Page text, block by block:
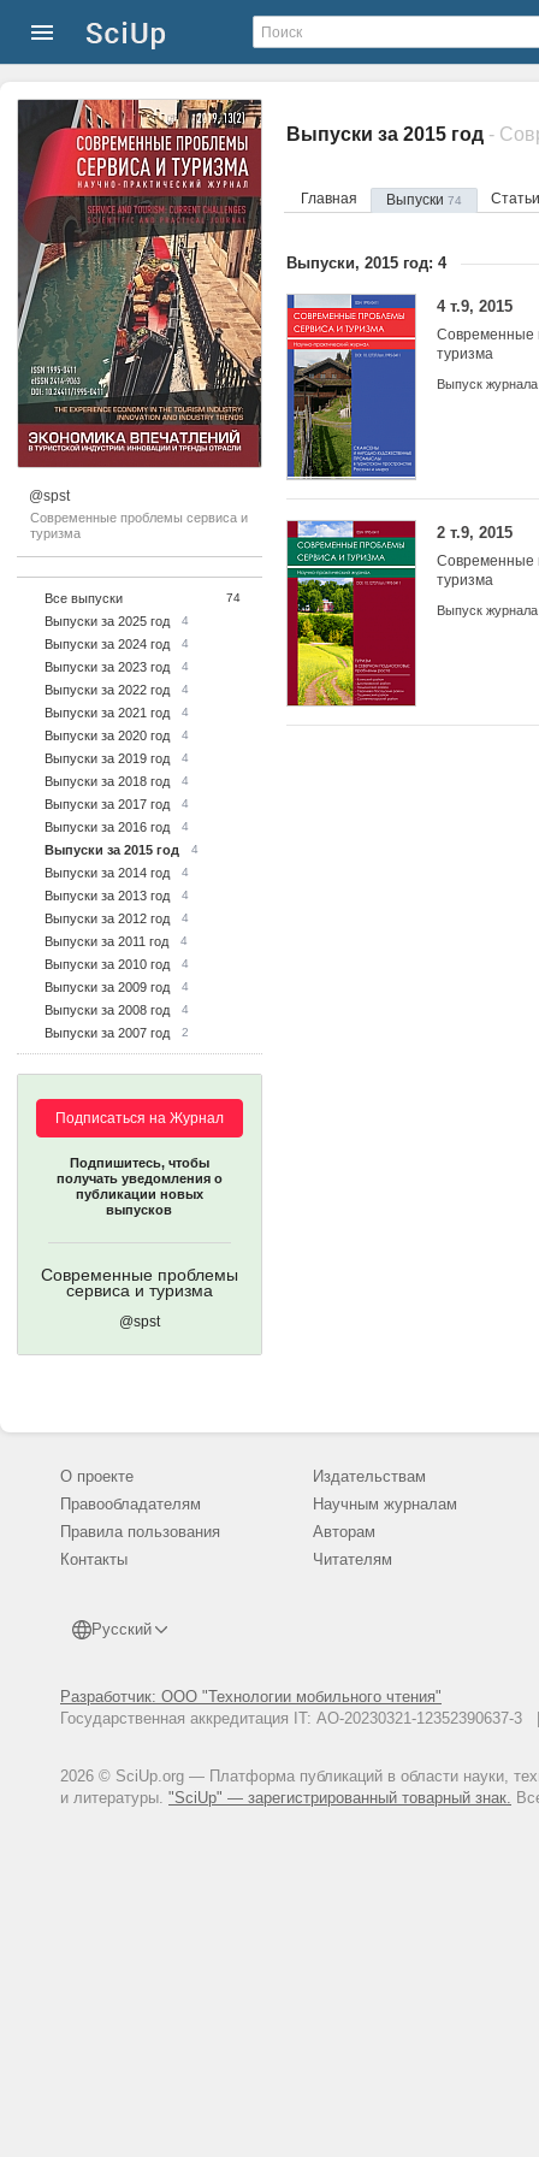
@spst
Современные проблемы сервиса и
туризма
Все выпуски 74
Выпуски за 2025 год 4
Выпуски за 2024 год 4
Выпуски за 2023 год 4
Выпуски за 2022 год 4
Выпуски за 2021 год 4
Выпуски за 2020 год 4
Выпуски за 2019 год 4
Выпуски за 2018 год 4
Выпуски за 2017 год 4
Выпуски за 2016 год 4
Выпуски за 2015 год 4
Выпуски за 2014 год 4
Выпуски за 2013 год 4
Выпуски за 2012 год 4
Выпуски за 2011 год 4
Выпуски за 2010 год 4
Выпуски за 2009 год 4
Выпуски за 2008 год 4
Выпуски за 2007 год 2
Подписаться на Журнал
Подпишитесь, чтобы
получать уведомления о
публикации новых
выпусков
Современные проблемы
сервиса и туризма
@spst
Выпуски за 2015 год -
Главная Выпуски 74
Выпуски, 2015 год: 4
4 т.9, 2015
Современные
туризма
Выпуск журнала
2 т.9, 2015
Современные
туризма
Выпуск журнала
О проекте
Правообладателям
Правила пользования
Контакты
Русский
Разработчик: ООО "Технологии мобильного чтения"
Государственная аккредитация IT: АО-20230321-
2026 © SciUp.org — Платформа публикаций в области науки,
и литературы. "SciUp" — зарегистрированный товарный знак.
Издательствам
Научным журналам
Авторам
Читателям